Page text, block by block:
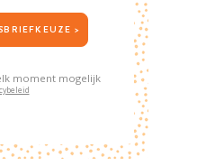
JOUW NIEUWSBRIEFKEUZE >
moment mogelijk